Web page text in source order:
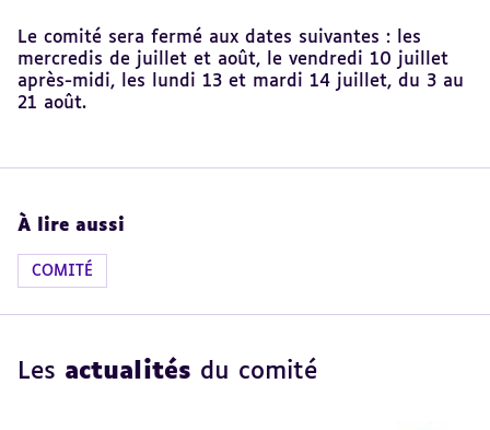
Le comité sera fermé aux dates suivantes : les
mercredis de juillet et août, le vendredi 10 juillet
après-midi, les lundi 13 et mardi 14 juillet, du 3 au
21 août.
au
sommaire
À lire aussi
COMITÉ
Les actualités du comité